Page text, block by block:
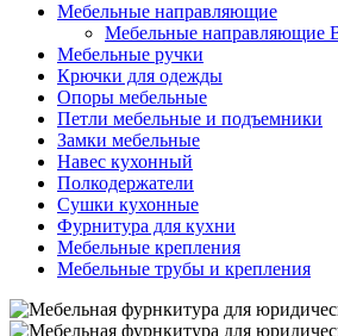
Мебельные направляющие
Мебельные направляющие
Мебельные ручки
Крючки для одежды
Опоры мебельные
Петли мебельные и подъемники
Замки мебельные
Навес кухонный
Полкодержатели
Сушки кухонные
Фурнитура для кухни
Мебельные крепления
Мебельные трубы и крепления